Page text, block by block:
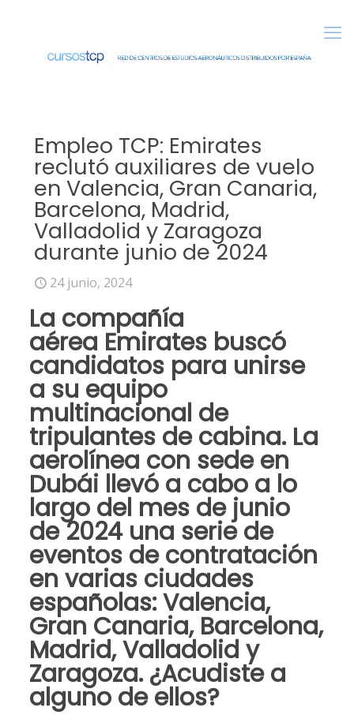
Empleo TCP: Emirates
reclutó auxiliares de vuelo
en Valencia, Gran Canaria,
Barcelona, Madrid,
Valladolid y Zaragoza
durante junio de 2024
24 junio, 2024
La compañía
aérea Emirates buscó
candidatos para unirse
a su equipo
multinacional de
tripulantes de cabina. La
aerolínea con sede en
Dubái llevó a cabo a lo
largo del mes de junio
de 2024 una serie de
eventos de contratación
en varias ciudades
españolas: Valencia,
Gran Canaria, Barcelona,
Madrid, Valladolid y
Zaragoza. ¿Acudiste a
alguno de ellos?